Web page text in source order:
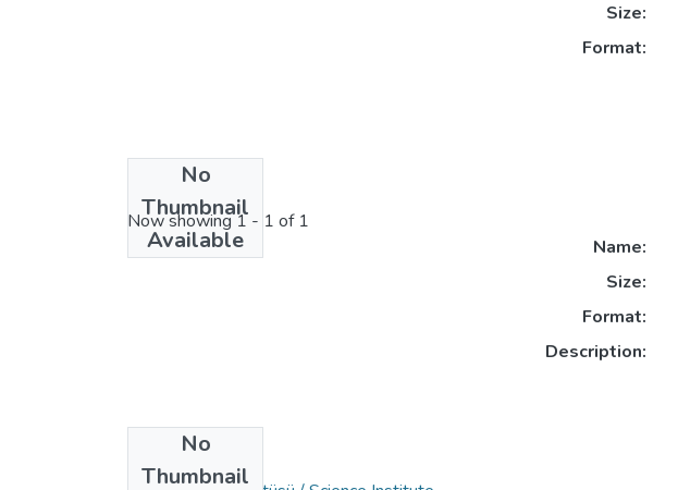
No
Thumbnail
Available
Size:
Format:
License bundle
Now showing1 - 1 of 1
No
Thumbnail
Name:
Size:
Format:
Description:
Collections